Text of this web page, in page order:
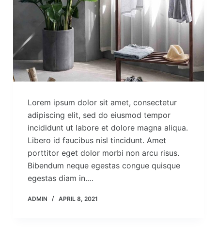
Lorem ipsum dolor sit amet, consectetur
adipiscing elit, sed do eiusmod tempor
incididunt ut labore et dolore magna aliqua.
Libero id faucibus nisl tincidunt. Amet
porttitor eget dolor morbi non arcu risus.
Bibendum neque egestas congue quisque
egestas diam in.…
ADMIN APRIL 8, 2021